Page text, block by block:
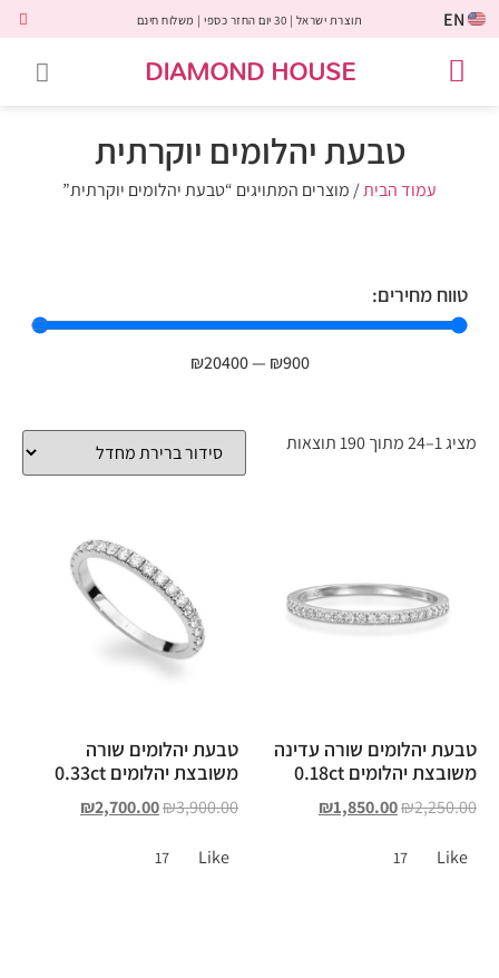
EN תוצרת ישראל | 30 יום החזר כספי | משלוח חינם
DIAMOND HOUSE
טבעת יהלומים יוקרתית
עמוד הבית/ מוצרים המתויגים “טבעת יהלומים יוקרתית”
טווח מחירים:
₪900
—
₪20400
מציג 1–24 מתוך 190 תוצאות
טבעת יהלומים שורה עדינה
משובצת יהלומים 0.18ct
₪2,250.00
₪1,850.00
Like
17
טבעת יהלומים שורה
משובצת יהלומים 0.33ct
₪3,900.00
₪2,700.00
Like
17